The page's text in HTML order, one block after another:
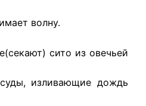
волну.
сито из овечьей
изливающие дождь